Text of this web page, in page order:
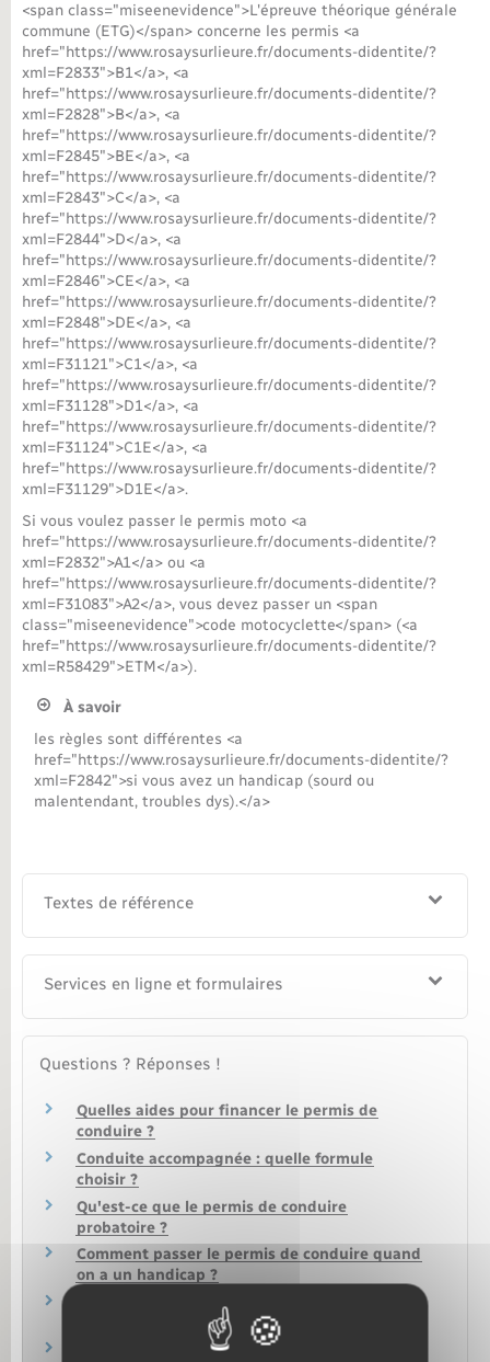
<span class="miseenevidence">L'épreuve théorique générale
commune (ETG)</span> concerne les permis <a
href="https://www.rosaysurlieure.fr/documents-didentite/?
xml=F2833">B1</a>, <a
href="https://www.rosaysurlieure.fr/documents-didentite/?
xml=F2828">B</a>, <a
href="https://www.rosaysurlieure.fr/documents-didentite/?
xml=F2845">BE</a>, <a
href="https://www.rosaysurlieure.fr/documents-didentite/?
xml=F2843">C</a>, <a
href="https://www.rosaysurlieure.fr/documents-didentite/?
xml=F2844">D</a>, <a
href="https://www.rosaysurlieure.fr/documents-didentite/?
xml=F2846">CE</a>, <a
href="https://www.rosaysurlieure.fr/documents-didentite/?
xml=F2848">DE</a>, <a
href="https://www.rosaysurlieure.fr/documents-didentite/?
xml=F31121">C1</a>, <a
href="https://www.rosaysurlieure.fr/documents-didentite/?
xml=F31128">D1</a>, <a
href="https://www.rosaysurlieure.fr/documents-didentite/?
xml=F31124">C1E</a>, <a
href="https://www.rosaysurlieure.fr/documents-didentite/?
xml=F31129">D1E</a>.
Si vous voulez passer le permis moto <a
href="https://www.rosaysurlieure.fr/documents-didentite/?
xml=F2832">A1</a> ou <a
href="https://www.rosaysurlieure.fr/documents-didentite/?
xml=F31083">A2</a>, vous devez passer un <span
class="miseenevidence">code motocyclette</span> (<a
href="https://www.rosaysurlieure.fr/documents-didentite/?
xml=R58429">ETM</a>).
À savoir
les règles sont différentes <a
href="https://www.rosaysurlieure.fr/documents-didentite/?
xml=F2842">si vous avez un handicap (sourd ou
malentendant, troubles dys).</a>
Textes de référence
Services en ligne et formulaires
Questions ? Réponses !
Quelles aides pour financer le permis de
conduire ?
Conduite accompagnée : quelle formule
choisir ?
Qu'est-ce que le permis de conduire
probatoire ?
Comment passer le permis de conduire quand
on a un handicap ?
Demande en ligne de permis de conduire :
comment être aidé dans la démarche ?
Quel permis pour quelle catégorie de véhicules